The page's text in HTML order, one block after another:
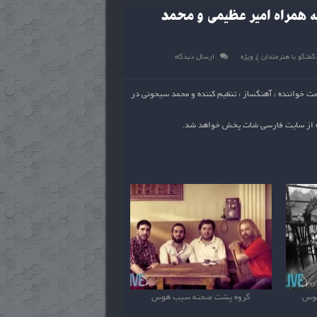
همراه امیر عظیمی و محمد
با هنرمندان ), ویژه
ارسال دیدگاه
، آهنگساز ، تنظیم کننده و محمد سیحونی در
از سایت فارسی شات پخش خواهد شد.
گروه پشت صحنه سیب هوس